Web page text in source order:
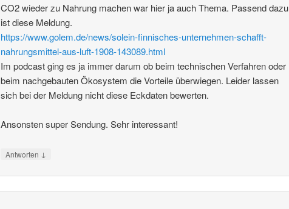
CO2 wieder zu Nahrung machen war hier ja auch Thema. Passend dazu
ist diese Meldung.
https://www.golem.de/news/solein-finnisches-unternehmen-schafft-
nahrungsmittel-aus-luft-1908-143089.html
Im podcast ging es ja immer darum ob beim technischen Verfahren oder
beim nachgebauten Ökosystem die Vorteile überwiegen. Leider lassen
sich bei der Meldung nicht diese Eckdaten bewerten.
Ansonsten super Sendung. Sehr interessant!
Antworten ↓